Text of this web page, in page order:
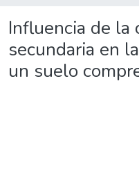
Influencia de la
secundaria en
un suelo